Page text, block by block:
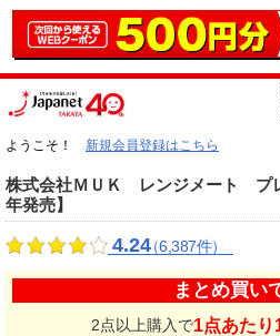
ようこそ！ 新規会員登録はこちら
株式会社ＭＵＫ レンジメート
年発売】
4.24（6,387件）
まとめ買い
2点以上購入で1点あたり